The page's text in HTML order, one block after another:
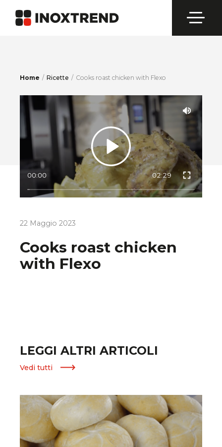
Home / Ricette Cooks roast chicken with Flexo
00:00 02:29
22 Maggio 2023
Cooks roast chicken
with Flexo
LEGGI ALTRI ARTICOLI
Vedi tutti